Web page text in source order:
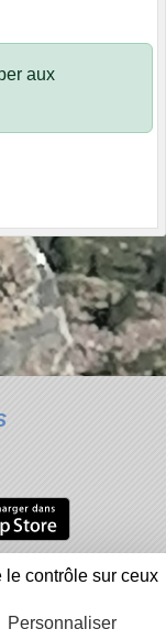
aux
cookies
inapproprié
Connexion
contrôle sur ceux
Personnaliser